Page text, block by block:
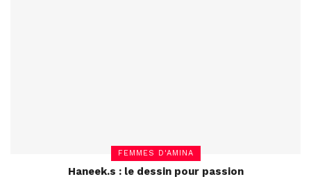
FEMMES D'AMINA
Haneek.s : le dessin pour passion